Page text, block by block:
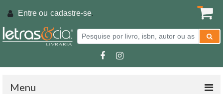
Entre ou cadastre-se.
Menu